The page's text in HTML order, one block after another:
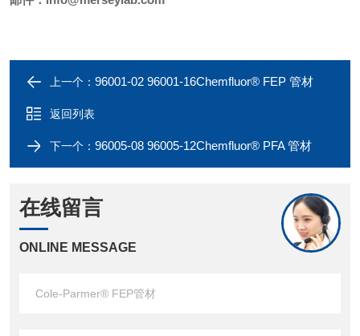
上一个： 96001-02 96001-16Chemfluor® FEP 管材
返回列表
下一个： 96005-08 96005-12Chemfluor® PFA 管材
在线留言
ONLINE MESSAGE